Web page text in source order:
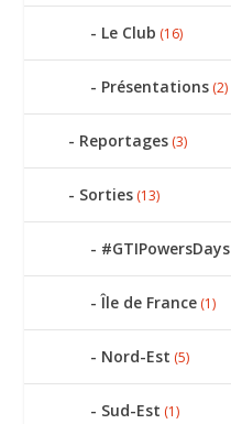
Le Club (16)
Présentations (2)
Reportages (3)
Sorties (13)
#GTIPowersDays
Île de France (1)
Nord-Est (5)
Sud-Est (1)